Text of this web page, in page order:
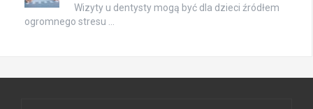
Wizyty u dentysty mogą być dla dzieci źródłem
ogromnego stresu …